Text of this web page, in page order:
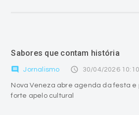
Sabores que contam história
comment Jornalismo access_time 30/04/2026 10:10
Nova Veneza abre agenda da festa
forte apelo cultural